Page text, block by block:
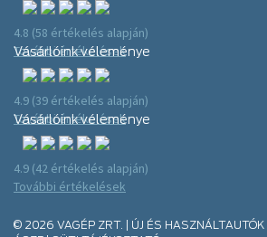
4.8 (58 értékelés alapján)
További értékelések
Vásárlóink véleménye
4.9 (39 értékelés alapján)
További értékelések
Vásárlóink véleménye
4.9 (42 értékelés alapján)
További értékelések
© 2026 VAGÉP ZRT. | ÚJ ÉS HASZNÁLTAUTÓK |